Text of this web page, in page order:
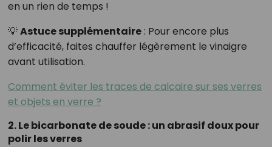
en un rien de temps !
💡Astuce supplémentaire: Pour encore plus
d’efficacité, faites chauffer légèrement le vinaigre
avant utilisation.
Comment éviter les traces de calcaire sur ses verres
et objets en verre ?
2. Le bicarbonate de soude : un abrasif doux pour
polir les verres